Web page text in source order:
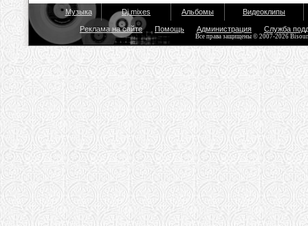
Музыка Dj mixes Альбомы Видеоклипы
Реклама на сайте Помощь Администрация Служба
Все права защищены © 2007-2026